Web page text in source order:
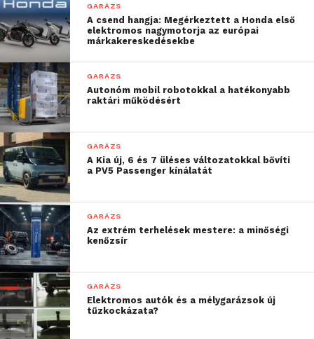
Az utolsó, a Volkswagen mexikói
gyárában készült eredeti Bogár.
A bogár mellett más léghűtéses
modellekkel is próbálkozott a
1968 és 74 között kétajtós kombi és
négyajtós szedán verzióban gyártották
a Typ4-et.
a gyűjteményből.
GARÁZS
A csend hangja: Megérkeztett a Honda első
elektromos nagymotorja az európai
márkakereskedésekbe
GARÁZS
Autonóm mobil robotokkal a hatékonyabb
raktári működésért
GARÁZS
A Kia új, 6 és 7 üléses változatokkal bővíti
a PV5 Passenger kínálatát
GARÁZS
Az extrém terhelések mestere: a minőségi
kenőzsír
GARÁZS
Elektromos autók és a mélygarázsok új
tűzkockázata?